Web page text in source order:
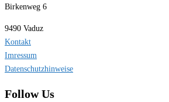
Birkenweg 6
9490 Vaduz
Kontakt
Imressum
Datenschutzhinweise
Follow Us